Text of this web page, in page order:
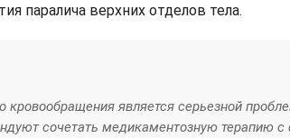
паралича верхних отделов тела.
является серьезной
сочетать медикаментозную терапию